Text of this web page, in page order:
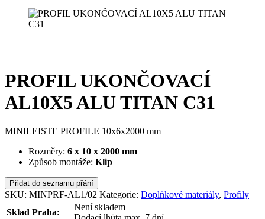
PROFIL UKONČOVACÍ
AL10X5 ALU TITAN C31
MINILEISTE PROFILE 10x6x2000 mm
Rozměry: 6 x 10 x 2000 mm
Způsob montáže: Klip
Přidat do seznamu přání
SKU: MINPRF-AL1/02 Kategorie: Doplňkové materiály, Profily
Sklad Praha:
Není skladem